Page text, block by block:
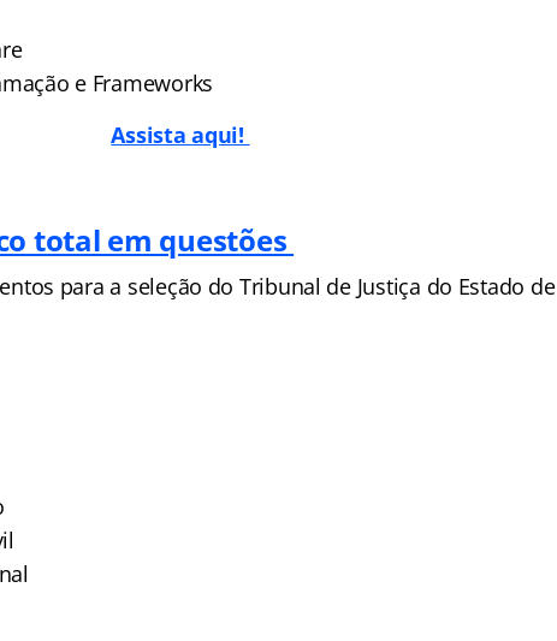
e Frameworks
Assista aqui!
total em questões
para a seleção do Tribunal de Justiça do Estado de